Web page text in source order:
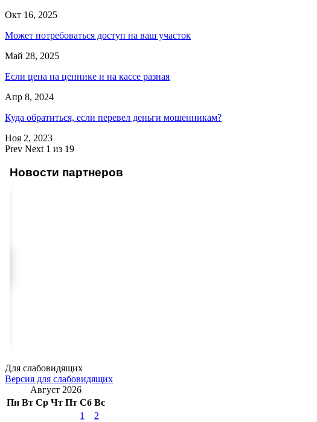
Окт 16, 2025
Может потребоваться доступ на ваш участок
Май 28, 2025
Если цена на ценнике и на кассе разная
Апр 8, 2024
Куда обратиться, если перевел деньги мошенникам?
Ноя 2, 2023
Prev Next 1 из 19
Новости партнеров
Для слабовидящих
Версия для слабовидящих
Август 2026
Пн Вт Ср Чт Пт Сб Вс
1
2